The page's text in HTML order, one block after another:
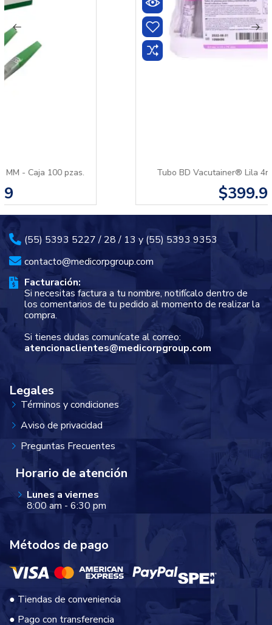
Tubo BD Vacutainer® Lila 4ml - Caja 100 pzas.
(55) 5393 5227 / 28 / 13 y (55) 5393 9353
contacto@medicorpgroup.com
Facturación:
Si necesitas factura a tu nombre, notifícalo dentro de
los comentarios de tu pedido al momento de realizar la
compra.
Si tienes dudas comunícate al correo:
atencionaclientes@medicorpgroup.com
Legales
Términos y condiciones
Aviso de privacidad
Preguntas Frecuentes
Horario de atención
Lunes a viernes
8:00 am - 6:30 pm
Métodos de pago
● Tiendas de conveniencia
● Pago con transferencia